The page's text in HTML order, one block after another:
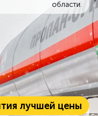
области.
лучшей цены